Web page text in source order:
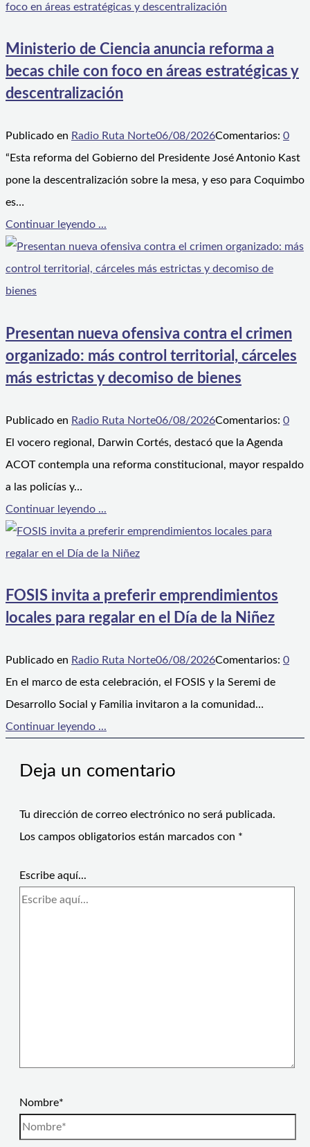
Ministerio de Ciencia anuncia reforma a
becas chile con foco en áreas estratégicas y
descentralización
Publicado en Radio Ruta Norte06/08/2026Comentarios: 0
“Esta reforma del Gobierno del Presidente José Antonio Kast
pone la descentralización sobre la mesa, y eso para Coquimbo
es…
Continuar leyendo ...
Presentan nueva ofensiva contra el crimen
organizado: más control territorial, cárceles
más estrictas y decomiso de bienes
Publicado en Radio Ruta Norte06/08/2026Comentarios: 0
El vocero regional, Darwin Cortés, destacó que la Agenda
ACOT contempla una reforma constitucional, mayor respaldo
a las policías y…
Continuar leyendo ...
FOSIS invita a preferir emprendimientos
locales para regalar en el Día de la Niñez
Publicado en Radio Ruta Norte06/08/2026Comentarios: 0
En el marco de esta celebración, el FOSIS y la Seremi de
Desarrollo Social y Familia invitaron a la comunidad…
Continuar leyendo ...
Deja un comentario
Tu dirección de correo electrónico no será publicada.
Los campos obligatorios están marcados con *
Escribe aquí...
Nombre*